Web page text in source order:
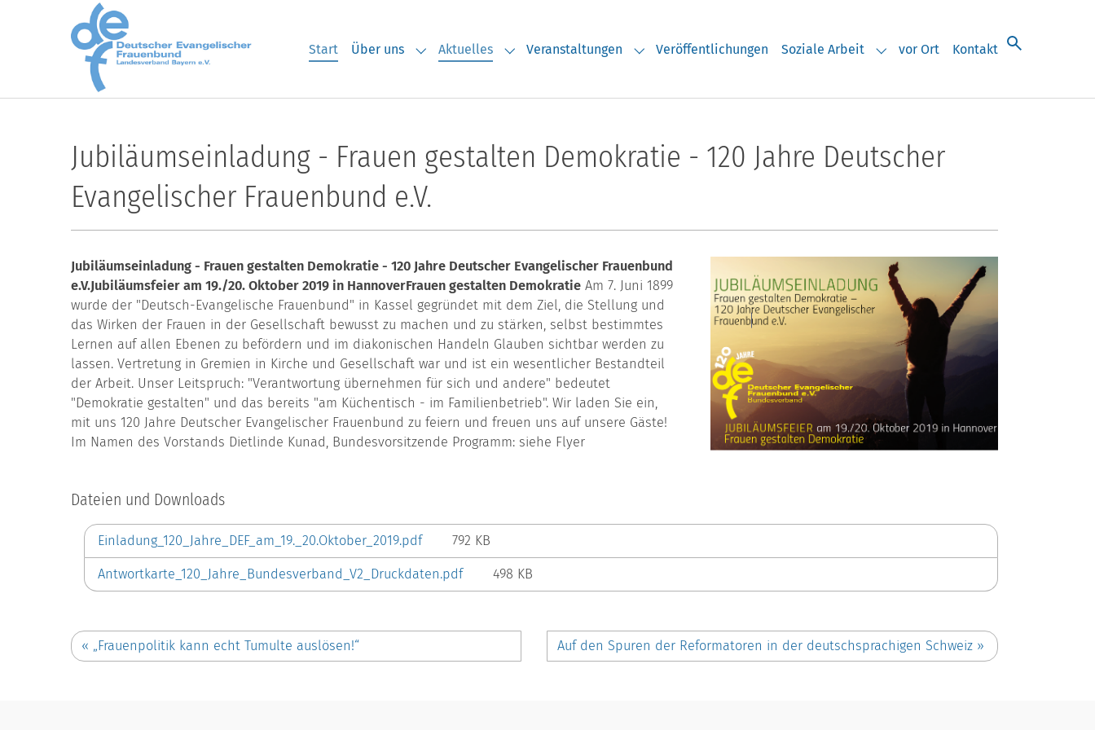
Skip to main content
Start Über uns
Submenu for "Über uns"
Aktuelles
Submenu for "Aktuelles"
Veranstaltungen
Submenu for "Veranstaltungen"
Veröffentlichungen Soziale Arbeit
Submenu for "Soziale Arbeit"
vor Ort Kontakt
Jubiläumseinladung - Frauen gestalten Demokratie - 120 Jahre Deutscher
Evangelischer Frauenbund e.V.
Jubiläumseinladung - Frauen gestalten Demokratie - 120 Jahre Deutscher Evangelischer Frauenbund
e.V.Jubiläumsfeier am 19./20. Oktober 2019 in HannoverFrauen gestalten Demokratie Am 7. Juni 1899
wurde der "Deutsch-Evangelische Frauenbund" in Kassel gegründet mit dem Ziel, die Stellung und
das Wirken der Frauen in der Gesellschaft bewusst zu machen und zu stärken, selbst bestimmtes
Lernen auf allen Ebenen zu befördern und im diakonischen Handeln Glauben sichtbar werden zu
lassen. Vertretung in Gremien in Kirche und Gesellschaft war und ist ein wesentlicher Bestandteil
der Arbeit. Unser Leitspruch: "Verantwortung übernehmen für sich und andere" bedeutet
"Demokratie gestalten" und das bereits "am Küchentisch - im Familienbetrieb". Wir laden Sie ein,
mit uns 120 Jahre Deutscher Evangelischer Frauenbund zu feiern und freuen uns auf unsere Gäste!
Im Namen des Vorstands Dietlinde Kunad, Bundesvorsitzende Programm: siehe Flyer
Dateien und Downloads
Einladung_120_Jahre_DEF_am_19._20.Oktober_2019.pdf 792 KB
Antwortkarte_120_Jahre_Bundesverband_V2_Druckdaten.pdf 498 KB
« „Frauenpolitik kann echt Tumulte auslösen!“ Auf den Spuren der Reformatoren in der deutschsprachigen Schweiz »